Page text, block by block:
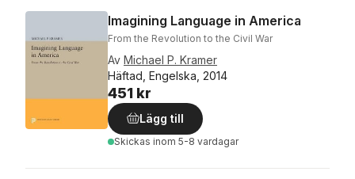
Imagining Language in America
From the Revolution to the Civil War
Av Michael P. Kramer
Häftad, Engelska, 2014
451 kr
Lägg till
Skickas inom 5-8 vardagar